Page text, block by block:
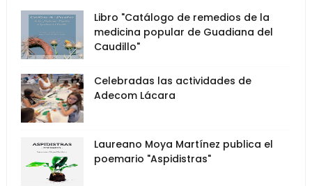
Libro "Catálogo de remedios de la
medicina popular de Guadiana del
Caudillo"
Celebradas las actividades de
Adecom Lácara
Laureano Moya Martínez publica el
poemario "Aspidistras"